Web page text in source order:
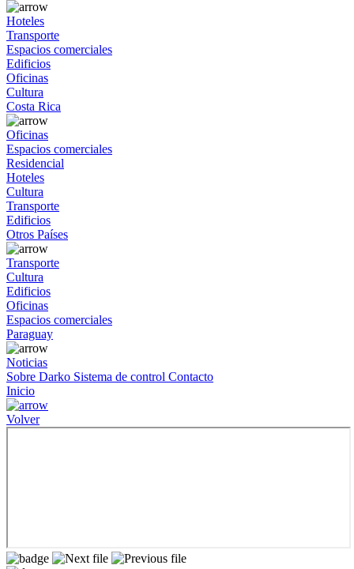
Hoteles
Transporte
Espacios comerciales
Edificios
Oficinas
Cultura
Costa Rica
Oficinas
Espacios comerciales
Residencial
Hoteles
Cultura
Transporte
Edificios
Otros Países
Transporte
Cultura
Edificios
Oficinas
Espacios comerciales
Paraguay
Noticias
Sobre Darko Sistema de control Contacto
Inicio
Volver